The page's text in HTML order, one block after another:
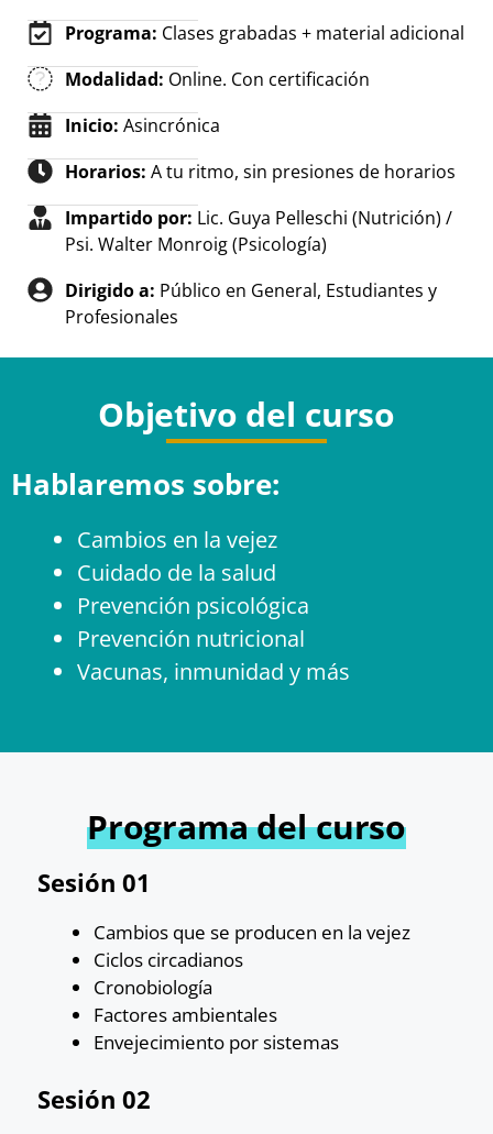
Programa: Clases grabadas + material adicional
Modalidad: Online. Con certificación
Inicio: Asincrónica
Horarios: A tu ritmo, sin presiones de horarios
Impartido por: Lic. Guya Pelleschi (Nutrición) /
Psi. Walter Monroig (Psicología)
Dirigido a: Público en General, Estudiantes y
Profesionales
Objetivo del curso
Hablaremos sobre:
Cambios en la vejez
Cuidado de la salud
Prevención psicológica
Prevención nutricional
Vacunas, inmunidad y más
Programa del curso
Sesión 01
Cambios que se producen en la vejez
Ciclos circadianos
Cronobiología
Factores ambientales
Envejecimiento por sistemas
Sesión 02